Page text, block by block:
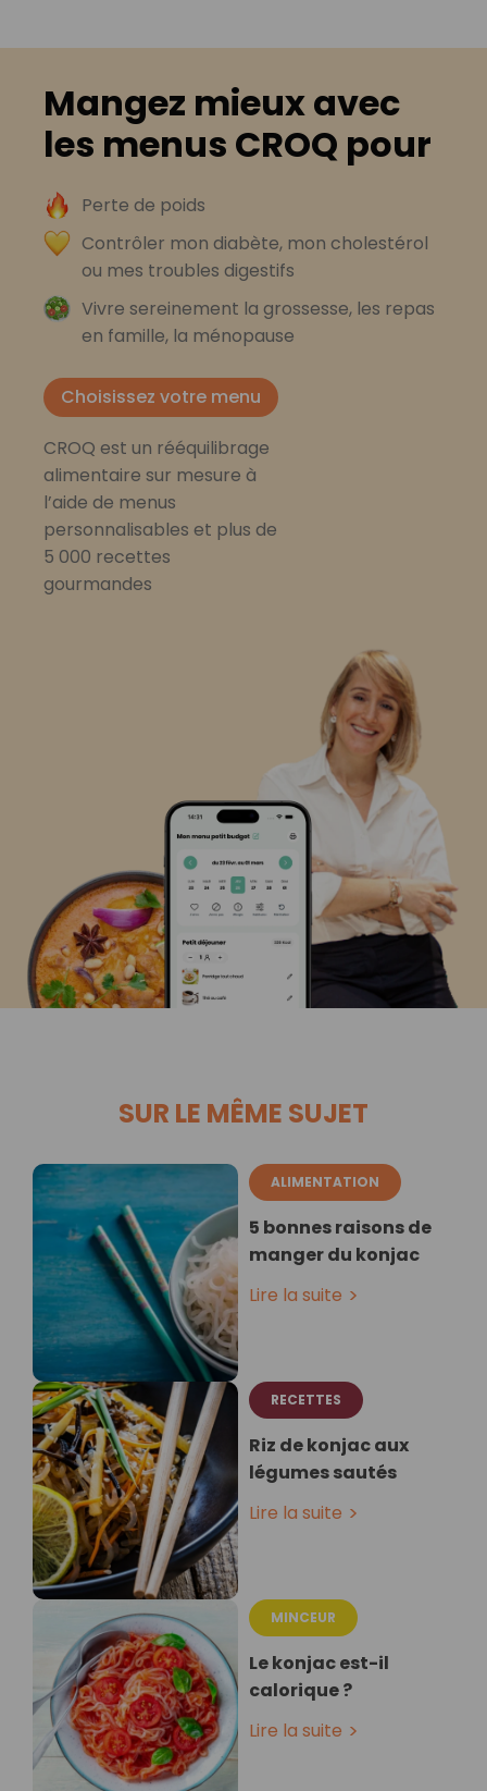
Mangez mieux avec
les menus CROQ pour
Perte de poids
Contrôler mon diabète, mon cholestérol
ou mes troubles digestifs
Vivre sereinement la grossesse, les repas
en famille, la ménopause
Choisissez votre menu
CROQ est un rééquilibrage
alimentaire sur mesure à
l’aide de menus
personnalisables et plus de
5 000 recettes
gourmandes
SUR LE MÊME SUJET
ALIMENTATION
5 bonnes raisons de
manger du konjac
Lire la suite
RECETTES
Riz de konjac aux
légumes sautés
Lire la suite
MINCEUR
Le konjac est-il
calorique ?
Lire la suite